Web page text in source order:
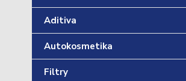
Aditiva
Autokosmetika
Filtry